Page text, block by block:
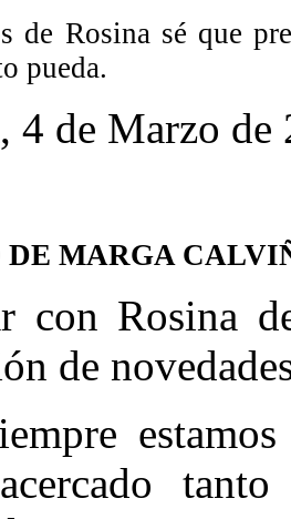
de Rosina sé que
pueda.
4 de Marzo de
MARGA
con Rosina
de
acercado